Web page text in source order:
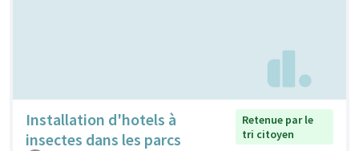
Installation d'hotels à
insectes dans les parcs
Retenue par le
tri citoyen